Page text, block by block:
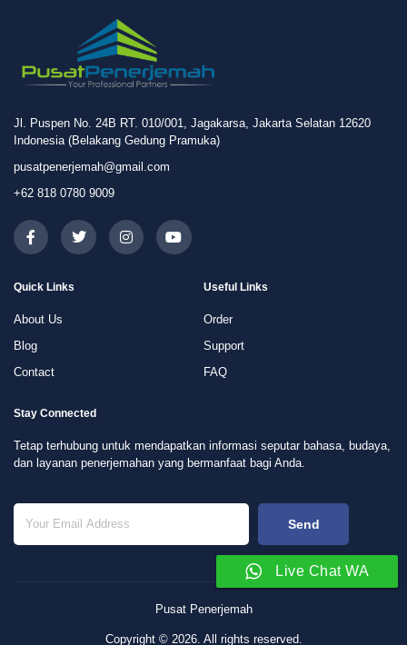
Jl. Puspen No. 24B RT. 010/001, Jagakarsa, Jakarta Selatan 12620
Indonesia (Belakang Gedung Pramuka)
pusatpenerjemah@gmail.com
+62 818 0780 9009
Quick Links
About Us
Blog
Contact
Useful Links
Order
Support
FAQ
Stay Connected
Tetap terhubung untuk mendapatkan informasi seputar bahasa, budaya,
dan layanan penerjemahan yang bermanfaat bagi Anda.
Send
Pusat Penerjemah
Copyright © 2026. All rights reserved.
Live Chat WA